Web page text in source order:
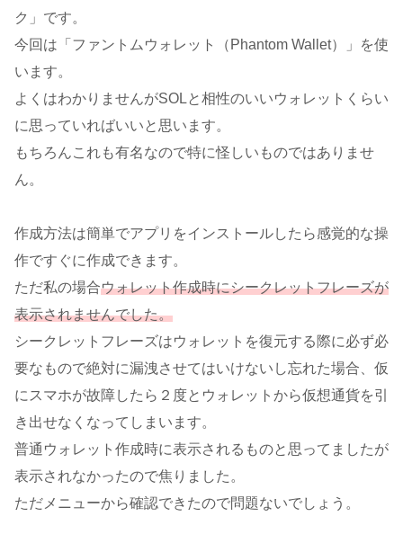
ク」です。
今回は「ファントムウォレット（Phantom Wallet）」を使
います。
よくはわかりませんがSOLと相性のいいウォレットくらい
に思っていればいいと思います。
もちろんこれも有名なので特に怪しいものではありませ
ん。
作成方法は簡単でアプリをインストールしたら感覚的な操
作ですぐに作成できます。
ただ私の場合ウォレット作成時にシークレットフレーズが
表示されませんでした。
シークレットフレーズはウォレットを復元する際に必ず必
要なもので絶対に漏洩させてはいけないし忘れた場合、仮
にスマホが故障したら２度とウォレットから仮想通貨を引
き出せなくなってしまいます。
普通ウォレット作成時に表示されるものと思ってましたが
表示されなかったので焦りました。
ただメニューから確認できたので問題ないでしょう。